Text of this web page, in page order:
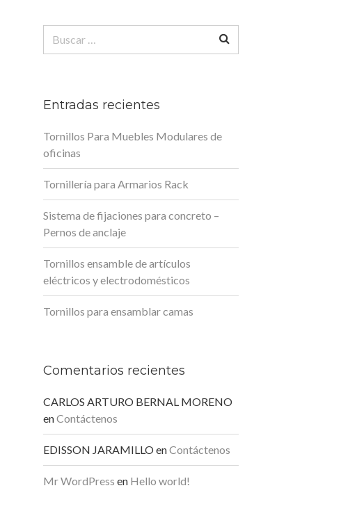
Entradas recientes
Tornillos Para Muebles Modulares de
oficinas
Tornillería para Armarios Rack
Sistema de fijaciones para concreto –
Pernos de anclaje
Tornillos ensamble de artículos
eléctricos y electrodomésticos
Tornillos para ensamblar camas
Comentarios recientes
CARLOS ARTURO BERNAL MORENO
enContáctenos
EDISSON JARAMILLOenContáctenos
Mr WordPress en Hello world!